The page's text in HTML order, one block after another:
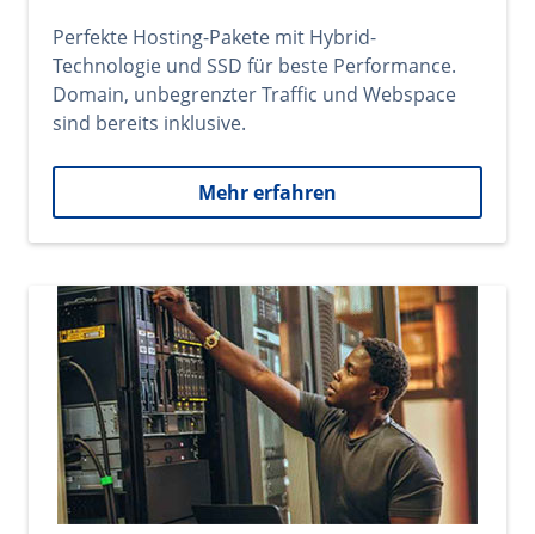
Perfekte Hosting-Pakete mit Hybrid-
Technologie und SSD für beste Performance.
Domain, unbegrenzter Traffic und Webspace
sind bereits inklusive.
Mehr erfahren